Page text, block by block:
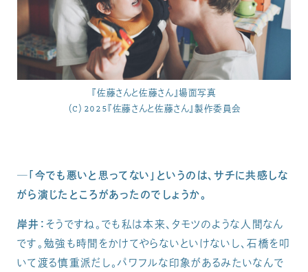
『佐藤さんと佐藤さん』場面写真
（C）2025『佐藤さんと佐藤さん』製作委員会
─「今でも悪いと思ってない」というのは、サチに共感しな
がら演じたところがあったのでしょうか。
岸井：そうですね。でも私は本来、タモツのような人間なん
です。勉強も時間をかけてやらないといけないし、石橋を叩
いて渡る慎重派だし。パワフルな印象があるみたいなんで